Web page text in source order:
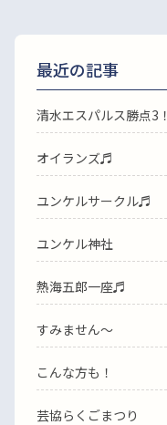
最近の記事
清水エスパルス勝点3！
オイランズ♬
ユンケルサークル♬
ユンケル神社
熱海五郎一座♬
すみません〜
こんな方も！
芸協らくごまつり